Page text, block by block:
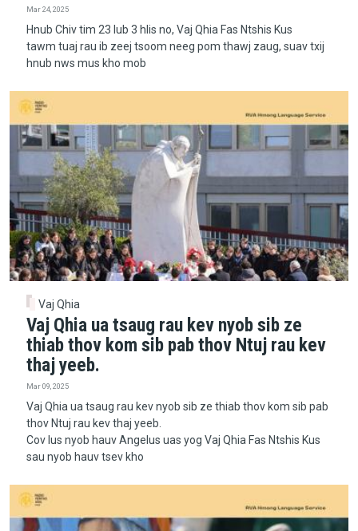
Mar 24, 2025
Hnub Chiv tim 23 lub 3 hlis no, Vaj Qhia Fas Ntshis Kus
tawm tuaj rau ib zeej tsoom neeg pom thawj zaug, suav txij
hnub nws mus kho mob
Vaj Qhia
Vaj Qhia ua tsaug rau kev nyob sib ze
thiab thov kom sib pab thov Ntuj rau kev
thaj yeeb.
Mar 09, 2025
Vaj Qhia ua tsaug rau kev nyob sib ze thiab thov kom sib pab
thov Ntuj rau kev thaj yeeb.
Cov lus nyob hauv Angelus uas yog Vaj Qhia Fas Ntshis Kus
sau nyob hauv tsev kho